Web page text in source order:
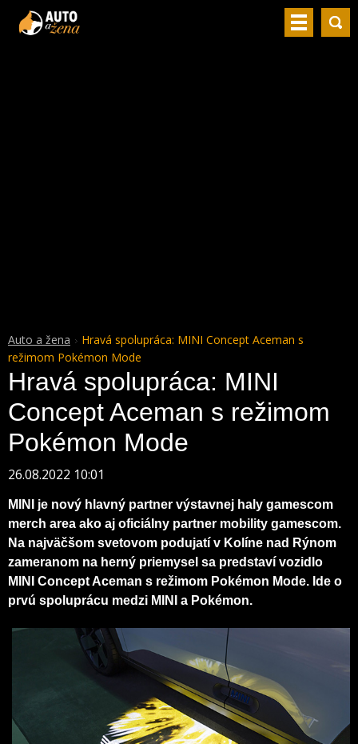
Auto a žena
Hravá spolupráca: MINI Concept Aceman s
režimom Pokémon Mode
Hravá spolupráca: MINI
Concept Aceman s režimom
Pokémon Mode
26.08.2022 10:01
MINI je nový hlavný partner výstavnej haly gamescom
merch area ako aj oficiálny partner mobility gamescom.
Na najväčšom svetovom podujatí v Kolíne nad Rýnom
zameranom na herný priemysel sa predstaví vozidlo
MINI Concept Aceman s režimom Pokémon Mode. Ide o
prvú spoluprácu medzi MINI a Pokémon.